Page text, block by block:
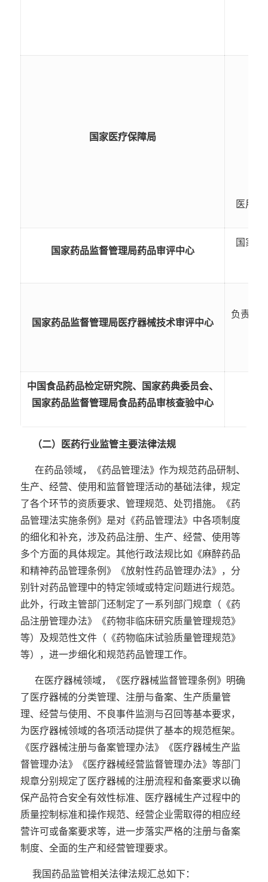
国家医疗保障局
医用
国家药品监督管理局药品审评中心
国家
国家药品监督管理局医疗器械技术审评中心
负责需
中国食品药品检定研究院、国家药典委员会、
国家药品监督管理局食品药品审核查验中心
（二）医药行业监管主要法律法规
在药品领域，《药品管理法》作为规范药品研制、
生产、经营、使用和监督管理活动的基础法律，规定
了各个环节的资质要求、管理规范、处罚措施。《药
品管理法实施条例》是对《药品管理法》中各项制度
的细化和补充，涉及药品注册、生产、经营、使用等
多个方面的具体规定。其他行政法规比如《麻醉药品
和精神药品管理条例》《放射性药品管理办法》，分
别针对药品管理中的特定领域或特定问题进行规范。
此外，行政主管部门还制定了一系列部门规章（《药
品注册管理办法》《药物非临床研究质量管理规范》
等）及规范性文件（《药物临床试验质量管理规范》
等），进一步细化和规范药品管理工作。
在医疗器械领域，《医疗器械监督管理条例》明确
了医疗器械的分类管理、注册与备案、生产质量管
理、经营与使用、不良事件监测与召回等基本要求，
为医疗器械领域的各项活动提供了基本的规范框架。
《医疗器械注册与备案管理办法》《医疗器械生产监
督管理办法》《医疗器械经营监督管理办法》等部门
规章分别规定了医疗器械的注册流程和备案要求以确
保产品符合安全有效性标准、医疗器械生产过程中的
质量控制标准和操作规范、经营企业需取得的相应经
营许可或备案要求等，进一步落实严格的注册与备案
制度、全面的生产和经营管理要求。
我国药品监管相关法律法规汇总如下：